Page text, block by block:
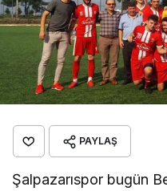
PAYLAŞ
Şalpazarıspor bugün